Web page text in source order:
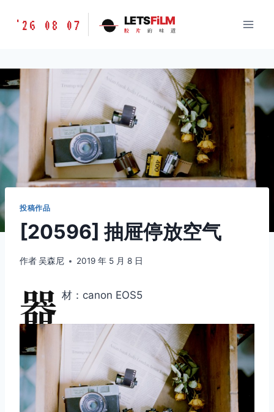
胶
味
道
LETSFILM
'26 08 07 LETSFiLM
胶 片 的 味 道
投稿作品
[20596] 抽屉停放空气
作者吴森尼 2019 年 5 月 8 日
器 材：canon EOS5